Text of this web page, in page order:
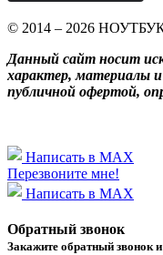
© 2014 – 2026
Данный сайт носит
характер, материалы
публичной офертой,
Написать в MAX
Перезвоните мне!
Написать в MAX
Обратный звонок
Закажите обратный звонок